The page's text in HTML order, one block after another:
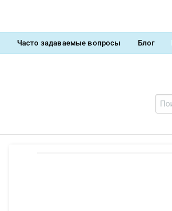
Часто задаваемые вопросы Блог